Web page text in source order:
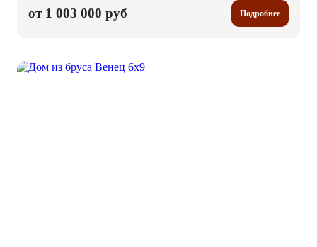
от 1 003 000 руб Подробнее